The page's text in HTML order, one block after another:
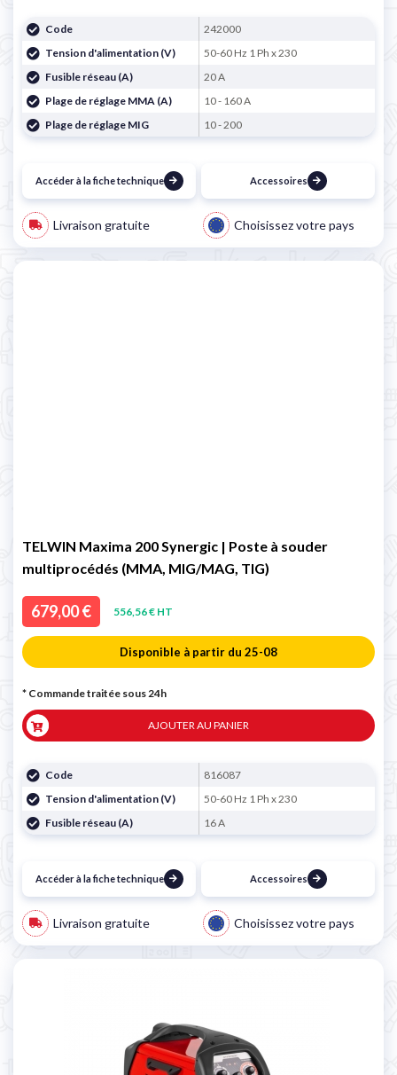
Code
242000
Tension d'alimentation (V)
50-60 Hz 1 Ph x 230
Fusible réseau (A)
20 A
Plage de réglage MMA (A)
10 - 160 A
Plage de réglage MIG
10 - 200
Accéder à la fiche technique Accessoires
Livraison gratuite Choisissez votre pays
TELWIN Maxima 200 Synergic | Poste à souder
multiprocédés (MMA, MIG/MAG, TIG)
679,00 € 556,56 € HT
Disponible à partir du 25-08
* Commande traitée sous 24h
AJOUTER AU PANIER
Code
816087
Tension d'alimentation (V)
50-60 Hz 1 Ph x 230
Fusible réseau (A)
16 A
Accéder à la fiche technique Accessoires
Livraison gratuite Choisissez votre pays